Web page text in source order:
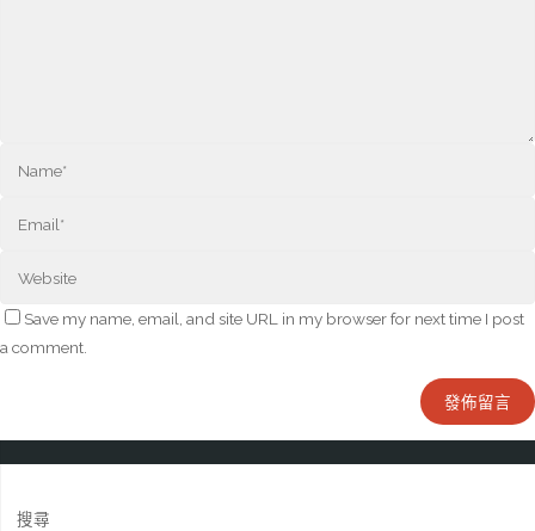
Save my name, email, and site URL in my browser for next time I post
a comment.
搜尋